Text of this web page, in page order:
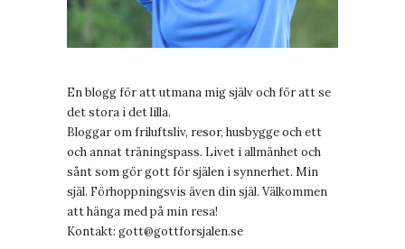
En blogg för att utmana mig själv och för att se
det stora i det lilla.
Bloggar om friluftsliv, resor, husbygge och ett
och annat träningspass. Livet i allmänhet och
sånt som gör gott för själen i synnerhet. Min
själ. Förhoppningsvis även din själ. Välkommen
att hänga med på min resa!
Kontakt: gott@gottforsjalen.se